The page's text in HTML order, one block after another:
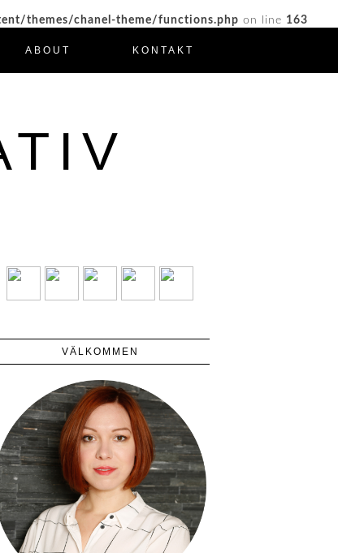
themes/chanel-theme/functions.php on line 163
ABOUT KONTAKT
VÄLKOMMEN